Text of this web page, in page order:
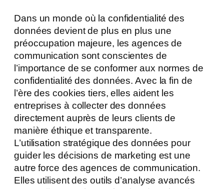
Dans un monde où la confidentialité des
données devient de plus en plus une
préoccupation majeure, les agences de
communication sont conscientes de
l’importance de se conformer aux normes de
confidentialité des données. Avec la fin de
l’ère des cookies tiers, elles aident les
entreprises à collecter des données
directement auprès de leurs clients de
manière éthique et transparente.
L’utilisation stratégique des données pour
guider les décisions de marketing est une
autre force des agences de communication.
Elles utilisent des outils d’analyse avancés